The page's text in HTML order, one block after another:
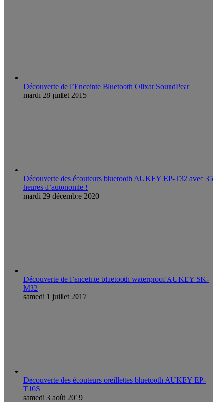
Découverte de l’Enceinte Bluetooth Olixar SoundPear
mardi 28 juillet 2015
Découverte des écouteurs bluetooth AUKEY EP-T32 avec 35
heures d’autonomie !
mardi 29 décembre 2020
Découverte de l’enceinte bluetooth waterproof AUKEY SK-
M32
samedi 1 juillet 2017
Découverte des écouteurs oreillettes bluetooth AUKEY EP-
T16S
samedi 3 août 2019